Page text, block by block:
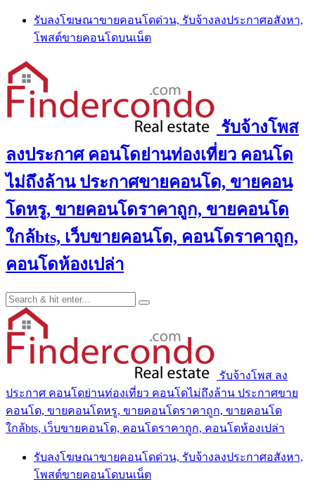
Skip
content
รับลงโฆษณาขายคอนโดด่วน, รับจ้างลงประกาศอสังหา,
โพสต์ขายคอนโดบนเน็ต
รับจ้างโพส
ลงประกาศ คอนโดย่านท่องเที่ยว คอนโด
ไม่ถึงล้าน ประกาศขายคอนโด, ขายคอน
โดหรู, ขายคอนโดราคาถูก, ขายคอนโด
ใกล้bts, เว็บขายคอนโด, คอนโดราคาถูก,
คอนโดห้องเปล่า
รับจ้างโพส ลง
ประกาศ คอนโดย่านท่องเที่ยว คอนโดไม่ถึงล้าน ประกาศขาย
คอนโด, ขายคอนโดหรู, ขายคอนโดราคาถูก, ขายคอนโด
ใกล้bts, เว็บขายคอนโด, คอนโดราคาถูก, คอนโดห้องเปล่า
รับลงโฆษณาขายคอนโดด่วน, รับจ้างลงประกาศอสังหา,
โพสต์ขายคอนโดบนเน็ต